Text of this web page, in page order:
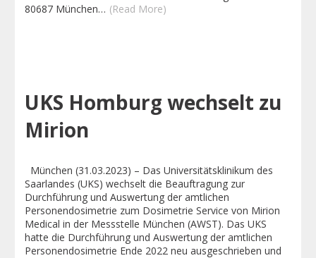
80687 München… (Read More)
UKS Homburg wechselt zu
Mirion
München (31.03.2023) – Das Universitätsklinikum des
Saarlandes (UKS) wechselt die Beauftragung zur
Durchführung und Auswertung der amtlichen
Personendosimetrie zum Dosimetrie Service von Mirion
Medical in der Messstelle München (AWST). Das UKS
hatte die Durchführung und Auswertung der amtlichen
Personendosimetrie Ende 2022 neu ausgeschrieben und